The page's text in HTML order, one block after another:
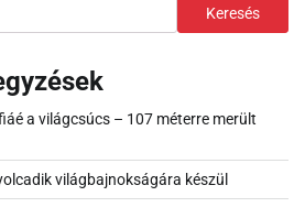
Keresés
a világcsúcs – 107 méterre merült
világbajnokságára készül